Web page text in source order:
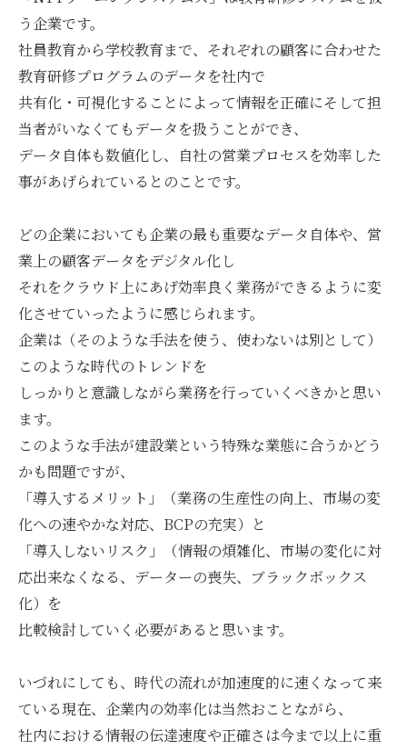
う企業です。
社員教育から学校教育まで、それぞれの顧客に合わせた
教育研修プログラムのデータを社内で
共有化・可視化することによって情報を正確にそして担
当者がいなくてもデータを扱うことができ、
データ自体も数値化し、自社の営業プロセスを効率した
事があげられているとのことです。
どの企業においても企業の最も重要なデータ自体や、営
業上の顧客データをデジタル化し
それをクラウド上にあげ効率良く業務ができるように変
化させていったように感じられます。
企業は（そのような手法を使う、使わないは別として）
このような時代のトレンドを
しっかりと意識しながら業務を行っていくべきかと思い
ます。
このような手法が建設業という特殊な業態に合うかどう
かも問題ですが、
「導入するメリット」（業務の生産性の向上、市場の変
化への速やかな対応、BCPの充実）と
「導入しないリスク」（情報の煩雑化、市場の変化に対
応出来なくなる、データーの喪失、ブラックボックス
化）を
比較検討していく必要があると思います。
いづれにしても、時代の流れが加速度的に速くなって来
ている現在、企業内の効率化は当然おことながら、
社内における情報の伝達速度や正確さは今まで以上に重